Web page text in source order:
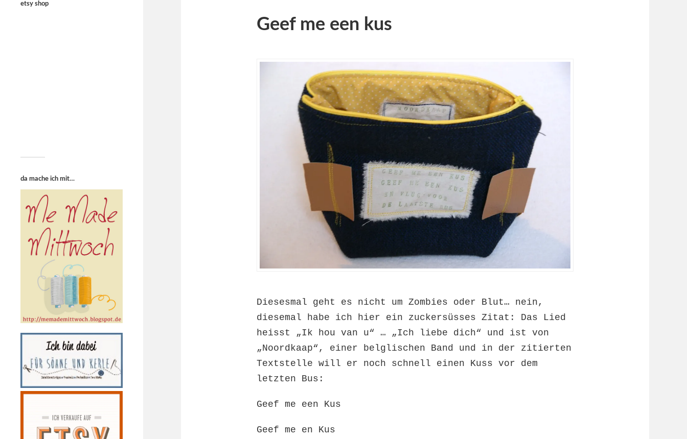
etsy shop
da mache ich mit…
Geef me een kus
Diesesmal geht es nicht um Zombies oder Blut… nein,
diesemal habe ich hier ein zuckersüsses Zitat: Das Lied
heisst „Ik hou van u“ … „Ich liebe dich“ und ist von
„Noordkaap“, einer belglischen Band und in der zitierten
Textstelle will er noch schnell einen Kuss vor dem
letzten Bus:
Geef me een Kus
Geef me en Kus